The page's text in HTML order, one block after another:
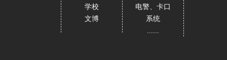
学校
文博
电警、卡口
系统